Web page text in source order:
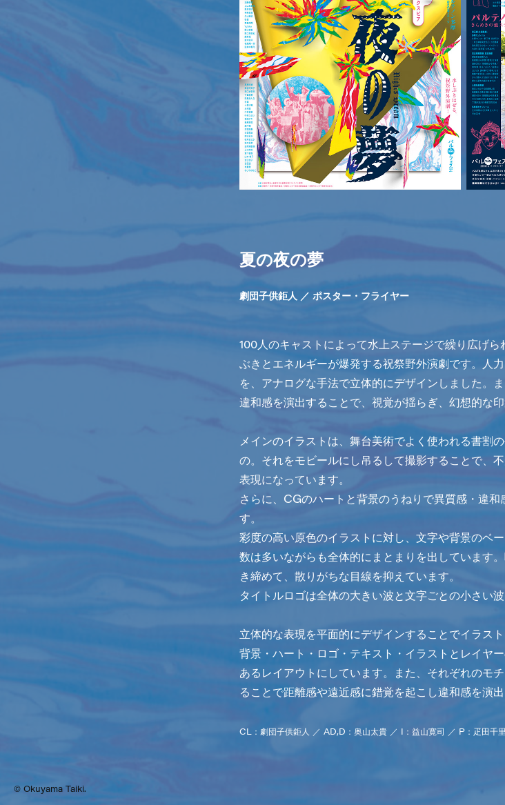
夏の夜の夢
劇団子供鉅人 ／ ポスター・フライヤー
100人のキャストによって水上ステージで繰り広げ
ぶきとエネルギーが爆発する祝祭野外演劇です。人
を、アナログな手法で立体的にデザインしました。
違和感を演出することで、視覚が揺らぎ、幻想的な印
メインのイラストは、舞台美術でよく使われる書割
の。それをモビールにし吊るして撮影することで、
表現になっています。
さらに、CGのハートと背景のうねりで異質感・違
す。
彩度の高い原色のイラストに対し、文字や背景のベ
数は多いながらも全体的にまとまりを出しています
き締めて、散りがちな目線を抑えています。
タイトルロゴは全体の大きい波と文字ごとの小さい波
立体的な表現を平面的にデザインすることでイラス
背景・ハート・ロゴ・テキスト・イラストとレイヤ
あるレイアウトにしています。また、それぞれのモ
ることで距離感や遠近感に錯覚を起こし違和感を演出
CL：劇団子供鉅人 ／ AD,D：奥山太貴 ／ I：益山寛司 ／ P：疋田千里
© Okuyama Taiki.